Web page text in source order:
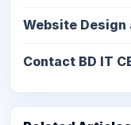
Website Design
Contact BD IT